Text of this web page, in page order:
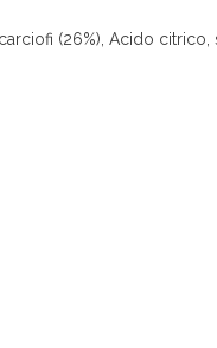
(26%), Acido citrico,